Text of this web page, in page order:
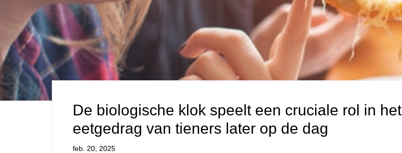
De biologische klok speelt een cruciale rol in het
eetgedrag van tieners later op de dag
feb. 20, 2025